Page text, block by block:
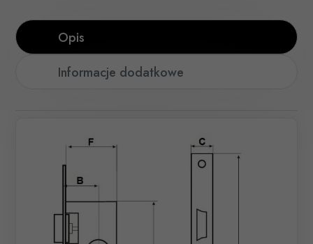
Opis
Informacje dodatkowe